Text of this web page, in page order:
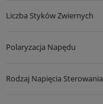
Liczba Styków Zwiernych
Polaryzacja Napędu
Rodzaj Napięcia Sterowania